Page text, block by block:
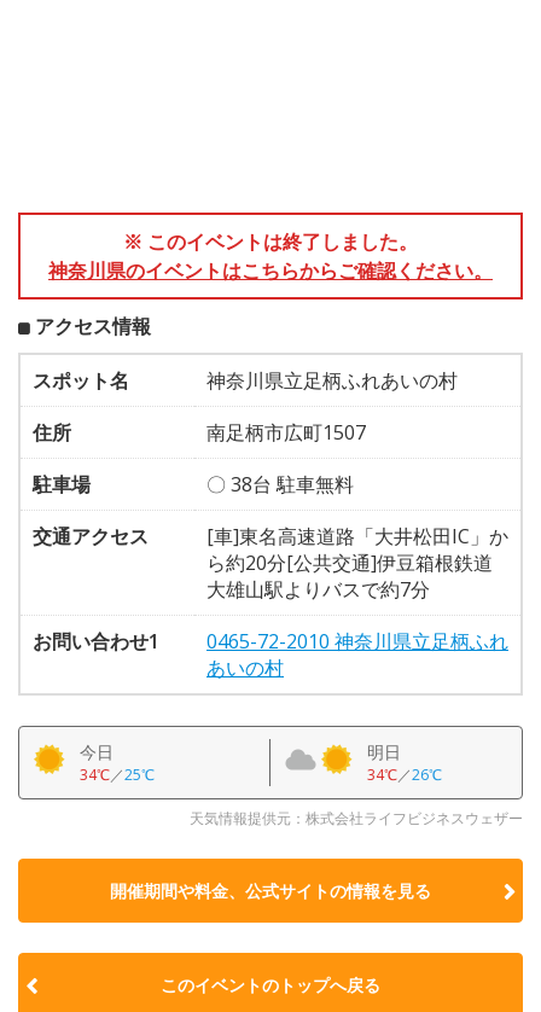
※ このイベントは終了しました。
神奈川県のイベントはこちらからご確認ください。
アクセス情報
スポット名
神奈川県立足柄ふれあいの村
住所
南足柄市広町1507
駐車場
〇 38台 駐車無料
交通アクセス
[車]東名高速道路「大井松田IC」か
ら約20分[公共交通]伊豆箱根鉄道
大雄山駅よりバスで約7分
お問い合わせ1
0465-72-2010 神奈川県立足柄ふれ
あいの村
今日
34℃／25℃
明日
34℃／26℃
天気情報提供元：株式会社ライフビジネスウェザー
開催期間や料金、公式サイトの情報を見る
このイベントのトップへ戻る